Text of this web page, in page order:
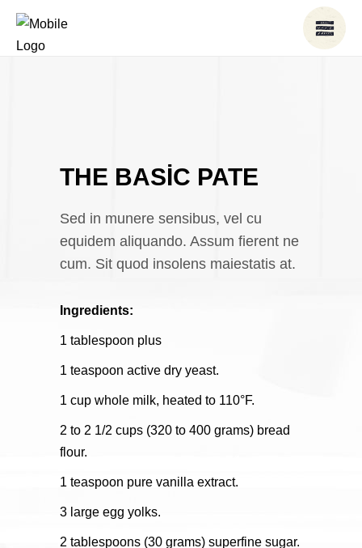
THE BASIC PATE
Sed in munere sensibus, vel cu
equidem aliquando. Assum fierent ne
cum. Sit quod insolens maiestatis at.
Ingredients:
1 tablespoon plus
1 teaspoon active dry yeast.
1 cup whole milk, heated to 110°F.
2 to 2 1/2 cups (320 to 400 grams) bread
flour.
1 teaspoon pure vanilla extract.
3 large egg yolks.
2 tablespoons (30 grams) superfine sugar.